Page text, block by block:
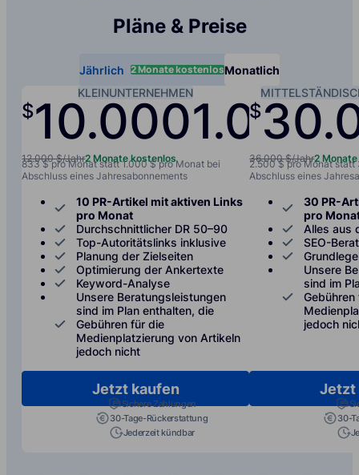
Pläne & Preise
Jährlich 2 Monate kostenlosMonatlich
KLEINUNTERNEHMEN
$10.0001.000/
12.000 $/Jahr2 Monate kostenlos
833 $ pro Monat statt 1.000 $ pro Monat bei
Abschluss eines Jahresabonnements
10 PR-Artikel mit aktiven Links
pro Monat
Durchschnittlicher DR 50–90
Top-Autoritätslinks inklusive
Planung der Zielseiten
Optimierung der Ankertexte
Keyword-Analyse
Unsere Beratungsleistungen
sind im Plan enthalten, die
Gebühren für die
Medienplatzierung von Artikeln
jedoch nicht
Jetzt kaufen
Sichere Zahlungen
30-Tage-Rückerstattung
Jederzeit kündbar
$
36.000 $/Jahr2
2.500 $ pro Monat
Abschluss eines
30 PR-
pro
Alles aus
SEO-
Unsere
sind im
jedoch
Jetzt
30-